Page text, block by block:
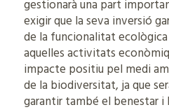
gestionarà una part
exigir que la seva inversió
de la funcionalitat
aquelles activitats
impacte positiu pel medi
de la biodiversitat, ja que
garantir també el benestar i